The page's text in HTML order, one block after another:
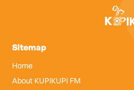
Sitemap
Home
About KUPIKUPI FM